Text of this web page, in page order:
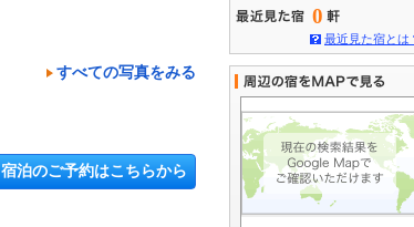
すべての写真をみる
宿泊のご予約はこちらから
0
最近見た宿とは